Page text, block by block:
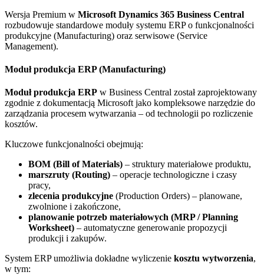
Wersja Premium w Microsoft Dynamics 365 Business Central
rozbudowuje standardowe moduły systemu ERP o funkcjonalności
produkcyjne (Manufacturing) oraz serwisowe (Service
Management).
Moduł produkcja ERP (Manufacturing)
Moduł produkcja ERP w Business Central został zaprojektowany
zgodnie z dokumentacją Microsoft jako kompleksowe narzędzie do
zarządzania procesem wytwarzania – od technologii po rozliczenie
kosztów.
Kluczowe funkcjonalności obejmują:
BOM (Bill of Materials) – struktury materiałowe produktu,
marszruty (Routing) – operacje technologiczne i czasy
pracy,
zlecenia produkcyjne (Production Orders) – planowane,
zwolnione i zakończone,
planowanie potrzeb materiałowych (MRP / Planning
Worksheet) – automatyczne generowanie propozycji
produkcji i zakupów.
System ERP umożliwia dokładne wyliczenie kosztu wytworzenia,
w tym: